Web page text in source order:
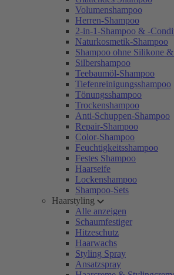
Volumenshampoo
Herren-Shampoo
2-in-1-Shampoo & -
Naturkosmetik-Shampoo
Shampoo ohne Silikone
Silbershampoo
Teebaumöl-Shampoo
Tiefenreinigungsshampoo
Tönungsshampoo
Trockenshampoo
Anti-Schuppen-Shampoo
Repair-Shampoo
Color-Shampoo
Feuchtigkeitsshampoo
Festes Shampoo
Haarseife
Lockenshampoo
Shampoo-Sets
Haarstyling
Alle anzeigen
Schaumfestiger
Hitzeschutz
Haarwachs
Styling Spray
Ansatzspray